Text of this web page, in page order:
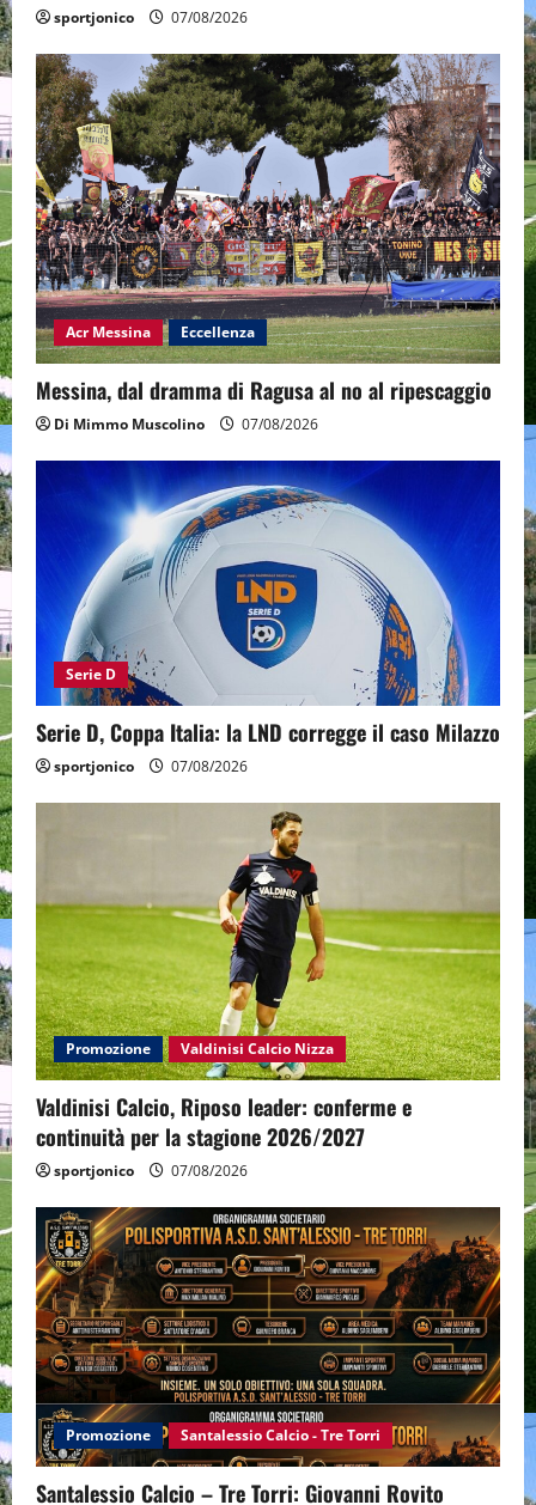
sportjonico 07/08/2026
Acr Messina Eccellenza
Messina, dal dramma di Ragusa al no al ripescaggio
Di Mimmo Muscolino 07/08/2026
Serie D
Serie D, Coppa Italia: la LND corregge il caso Milazzo
sportjonico 07/08/2026
Promozione Valdinisi Calcio Nizza
Valdinisi Calcio, Riposo leader: conferme e
continuità per la stagione 2026/2027
sportjonico 07/08/2026
Promozione Santalessio Calcio - Tre Torri
Santalessio Calcio – Tre Torri: Giovanni Rovito